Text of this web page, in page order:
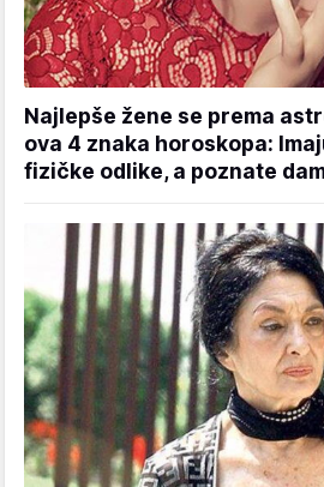
Najlepše žene se prema
ova 4 znaka horoskopa:
fizičke odlike, a poznate